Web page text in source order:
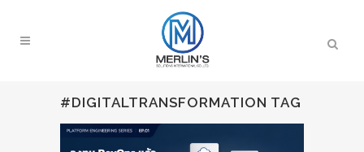
#DIGITALTRANSFORMATION TAG